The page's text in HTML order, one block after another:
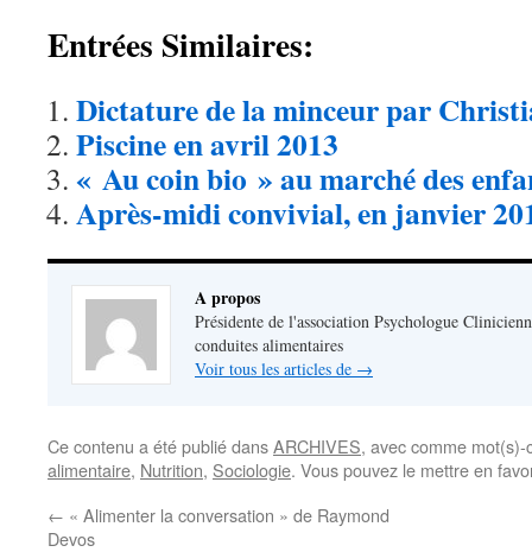
Entrées Similaires:
Dictature de la minceur par
Piscine en avril 2013
« Au coin bio » au marché des
Après-midi convivial, en janvier
A propos
Présidente de l'association Psychologue
conduites alimentaires
Voir tous les articles de →
Ce contenu a été publié dansARCHIVES, avec comme
alimentaire, Nutrition, Sociologie. Vous pouvez le mettre en
← « Alimenter la conversation » de Raymond
Devos